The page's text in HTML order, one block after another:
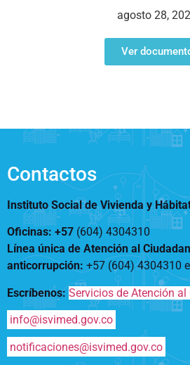
Vivienda un proyecto
Arrendamiento temporal
OPV-JVC
¿Qué es el ISVIMED?
Plan de Desarrollo
Encuesta de Percepción
Opciones de accesibilidad
Centro de relevo
Más Información sobre
agosto 28,
Ver
Contactos
Instituto Social de Vivienda y
Oficinas: +57 (604) 4304310
Línea única de Atención al
anticorrupción: +57 (604) 4304310
Escríbenos: Servicios de Atención al
info@isvimed.gov.co
notificaciones@isvimed.gov.co